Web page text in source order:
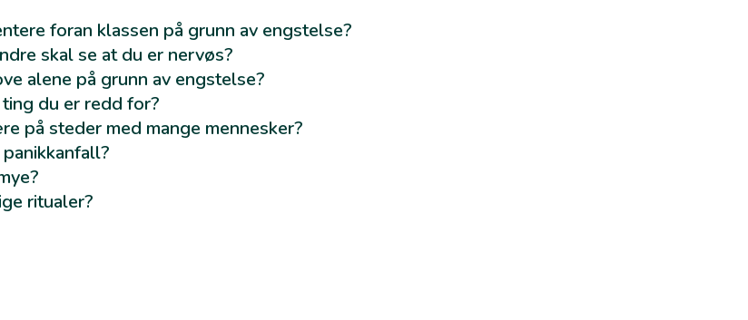
foran klassen på grunn av engstelse?
skal se at du er nervøs?
alene på grunn av engstelse?
du er redd for?
på steder med mange mennesker?
ritualer?